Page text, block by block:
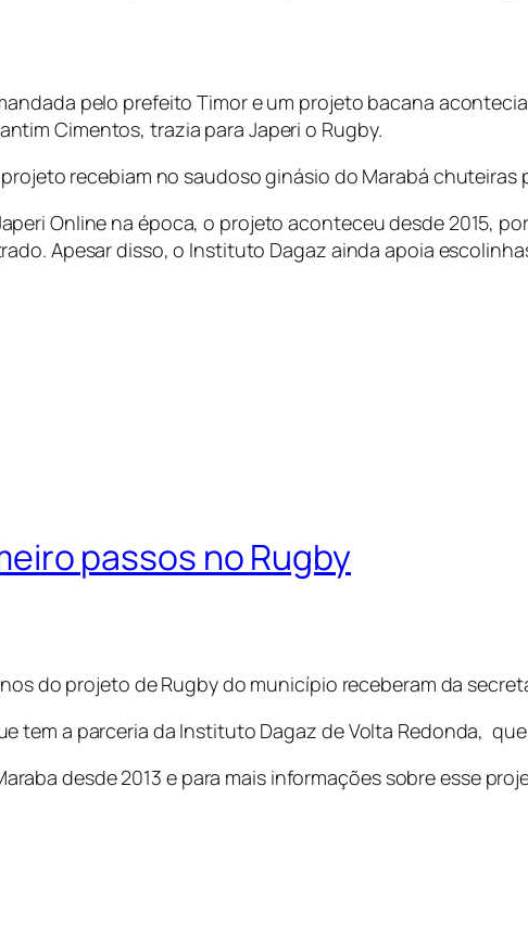
pelo prefeito Timor e um projeto bacana
Cimentos, trazia para Japeri o Rugby.
recebiam no saudoso ginásio do Marabá chuteiras
Online na época, o projeto aconteceu desde 2015,
Apesar disso, o Instituto Dagaz ainda apoia
passos no Rugby
do projeto de Rugby do município receberam da
tem a parceria da Instituto Dagaz de Volta Redonda,
desde 2013 e para mais informações sobre esse